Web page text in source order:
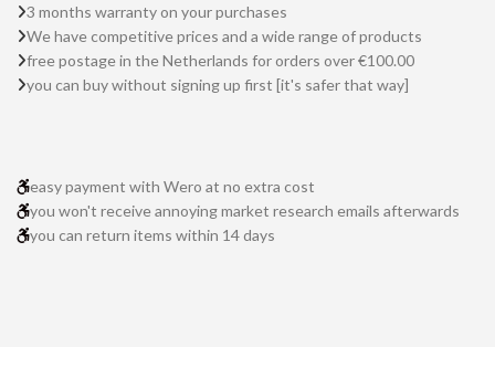
3 months warranty on your purchases
We have competitive prices and a wide range of products
free postage in the Netherlands for orders over €100.00
you can buy without signing up first [it's safer that way]
easy payment with Wero at no extra cost
you won't receive annoying market research emails afterwards
you can return items within 14 days